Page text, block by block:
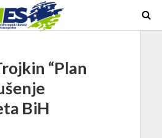
“Plan
BiH